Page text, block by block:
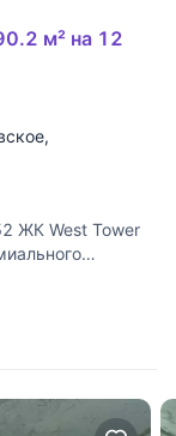
м² на 12
,
ЖК West Tower
подходит для
высокой
12 этаж